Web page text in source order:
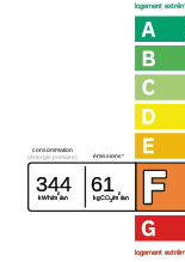
logement
logement
consommation
(énergie primaire)
344
kWh/m²/an
émissions*
61
kgCO2/m
²
/an